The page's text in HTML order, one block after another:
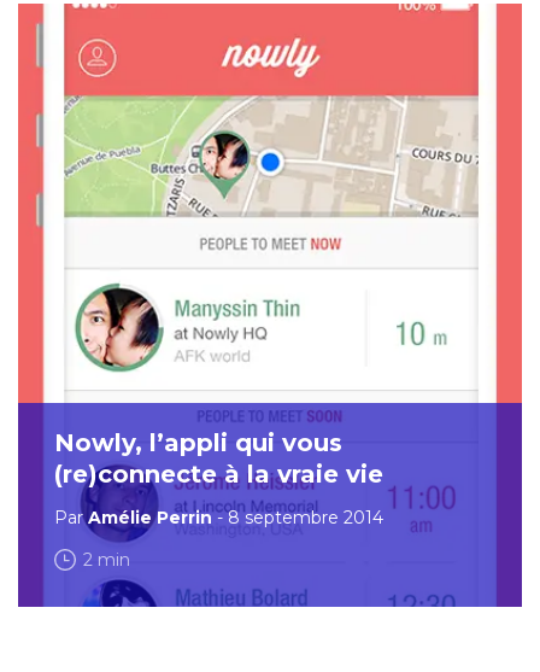
Nowly, l’appli qui vous
(re)connecte à la vraie vie
ParAmélie Perrin- 8 septembre 2014
2 min